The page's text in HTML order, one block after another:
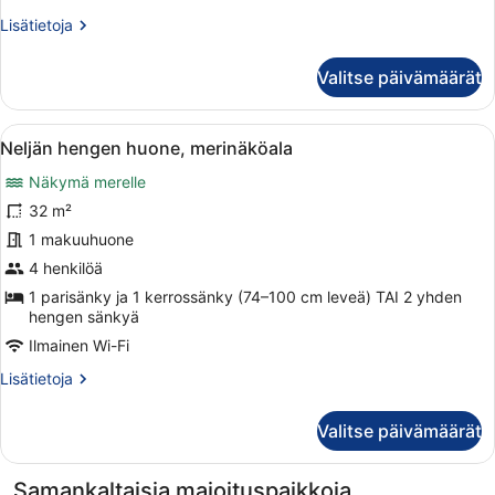
Lisätietoja
Lisätietoja
Valitse päivämäärät
Avaa
kaikki
huonetyypin
Neljän
hengen
huone,
merinäköala
kuvat
Hotellihuoneessa on kaksi
6
Neljän hengen huone, merinäköala
Näkymä merelle
32 m²
1 makuuhuone
4 henkilöä
1 parisänky ja 1 kerrossänky (74–100 cm leveä) TAI 2 yhden
hengen sänkyä
Ilmainen Wi-Fi
Lisätietoja
Lisätietoja
huone,
Valitse päivämäärät